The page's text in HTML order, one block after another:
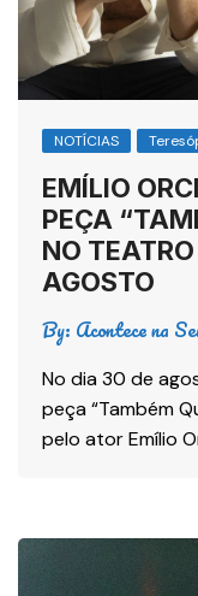
NOTÍCIAS
EMÍLIO
PEÇA
NO
AGOSTO
By: Acontece na
No dia 30 de
peça “Também
pelo ator Emílio